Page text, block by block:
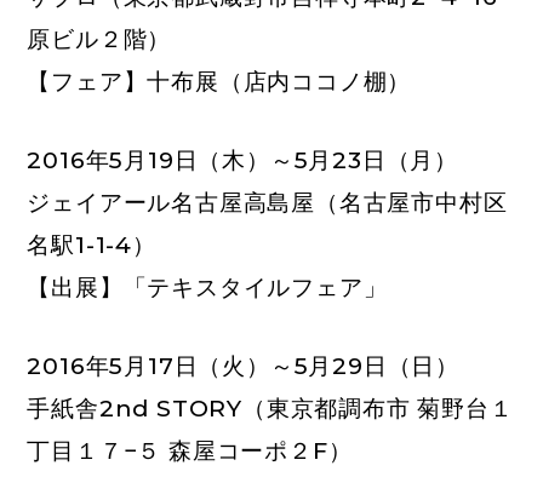
原ビル２階）
【フェア】十布展（店内ココノ棚）
2016年5月19日（木）～5月23日（月 ）
ジェイアール名古屋高島屋 （名古屋市中村区
名駅1-1-4）
【出展】「テキスタイルフェア」
2016年5月17日（火）～5月29日（日）
手紙舎2nd STORY （東京都調布市 菊野台１
丁目１７−５ 森屋コーポ２F）